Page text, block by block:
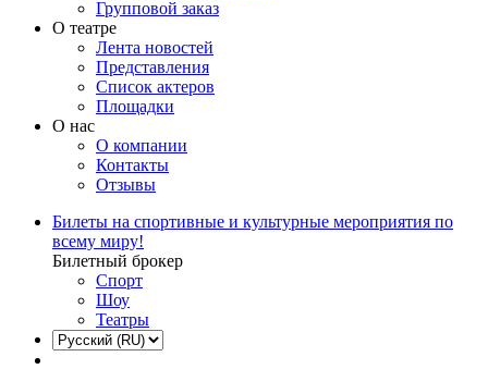
Групповой заказ
О театре
Лента новостей
Представления
Список актеров
Площадки
О нас
О компании
Контакты
Отзывы
Билеты на спортивные и культурные мероприятия по
всему миру!
Билетный брокер
Спорт
Шоу
Театры